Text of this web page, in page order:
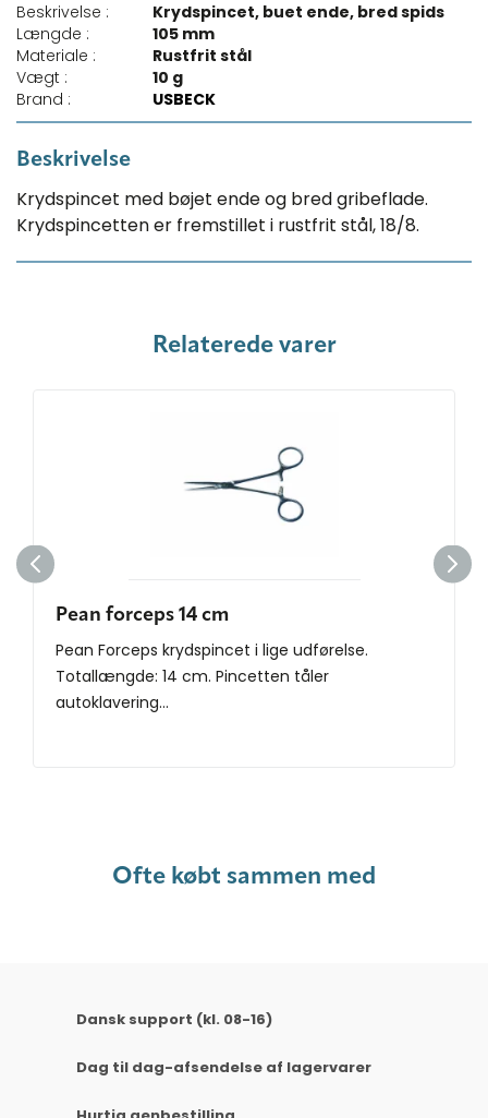
Beskrivelse :
Krydspincet, buet ende, bred spids
Længde :
105 mm
Materiale :
Rustfrit stål
Vægt :
10 g
Brand :
USBECK
Beskrivelse
Krydspincet med bøjet ende og bred gribeflade.
Krydspincetten er fremstillet i rustfrit stål, 18/8.
Relaterede varer
Pean forceps 14 cm
Pean Forceps krydspincet i lige udførelse.
Totallængde: 14 cm. Pincetten tåler
autoklavering...
Ofte købt sammen med
Dansk support (kl. 08-16)
Dag til dag-afsendelse af lagervarer